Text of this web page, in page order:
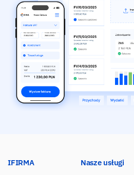
IFIRMA Nasze usługi